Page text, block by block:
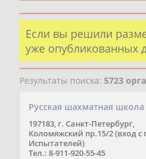
Если вы решили
уже опубликованных
Результаты поиска: 5723
Русская шахматная школа
197183, г. Санкт-Петербург,
Коломяжский пр.15/2 (вход с
Испытателей)
Тел.: 8-911-920-55-45